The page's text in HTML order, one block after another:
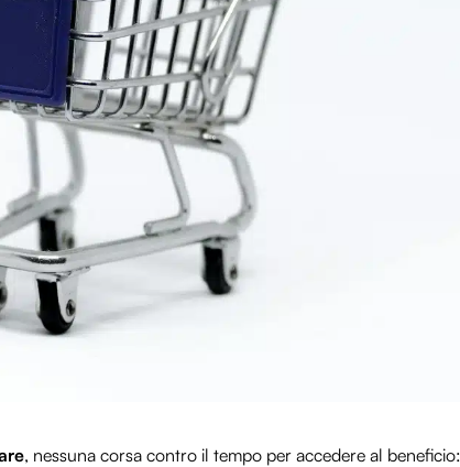
, nessuna corsa contro il tempo per accedere al beneficio: